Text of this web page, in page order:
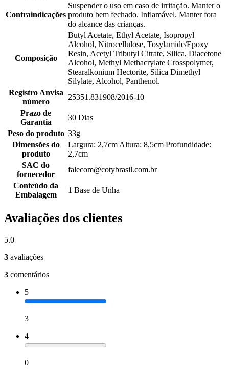
Contraindicações
Suspender o uso em caso de irritação. Manter o
produto bem fechado. Inflamável. Manter fora
do alcance das crianças.
Composição
Butyl Acetate, Ethyl Acetate, Isopropyl
Alcohol, Nitrocellulose, Tosylamide/Epoxy
Resin, Acetyl Tributyl Citrate, Silica, Diacetone
Alcohol, Methyl Methacrylate Crosspolymer,
Stearalkonium Hectorite, Silica Dimethyl
Silylate, Alcohol, Panthenol.
Registro Anvisa
número
25351.831908/2016-10
Prazo de
Garantia
30 Dias
Peso do produto 33g
Dimensões do
produto
Largura: 2,7cm Altura: 8,5cm Profundidade:
2,7cm
SAC do
fornecedor
falecom@cotybrasil.com.br
Conteúdo da
Embalagem
1 Base de Unha
Avaliações dos clientes
5.0
3 avaliações
3 comentários
5
3
4
0